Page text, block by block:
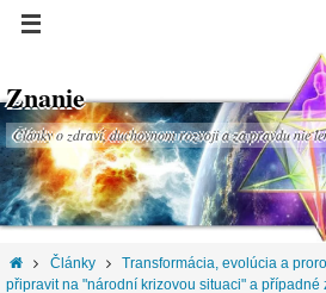
Znanie
Články o zdraví, duchovnom rozvoji a za pravdu nie
Články Transformácia, evolúcia a
připravit na "národní krizovou situaci" a případné